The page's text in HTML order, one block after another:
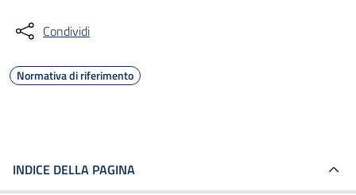
Condividi
Normativa di riferimento
INDICE DELLA PAGINA